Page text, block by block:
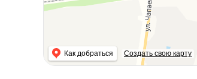
Как добраться Создать свою карту